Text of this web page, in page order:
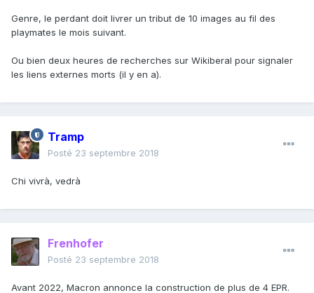
Genre, le perdant doit livrer un tribut de 10 images au fil des
playmates le mois suivant.
Ou bien deux heures de recherches sur Wikiberal pour signaler
les liens externes morts (il y en a).
Tramp
Posté 23 septembre 2018
Chi vivrà, vedrà
Frenhofer
Posté 23 septembre 2018
Avant 2022, Macron annonce la construction de plus de 4 EPR.